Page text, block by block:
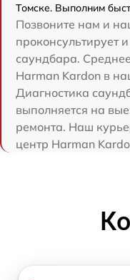
Томске. Выполним
Позвоните нам и
проконсультирует
саундбара.
Harman Kardon в
Диагностика
выполняется на
ремонта. Наш
центр Harman